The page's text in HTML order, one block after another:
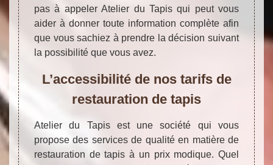
pas à appeler Atelier du Tapis qui peut vous
aider à donner toute information complète afin
que vous sachiez à prendre la décision suivant
la possibilité que vous avez.
L’accessibilité de nos tarifs de
restauration de tapis
Atelier du Tapis est une société qui vous
propose des services de qualité en matière de
restauration de tapis à un prix modique. Quel